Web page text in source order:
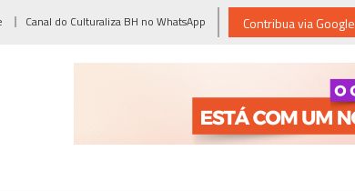
Canal do Culturaliza BH no WhatsApp Contribua via Google